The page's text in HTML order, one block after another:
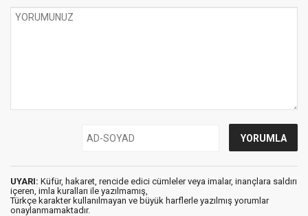
UYARI: Küfür, hakaret, rencide edici cümleler veya imalar, inançlara saldırı
içeren, imla kuralları ile yazılmamış,
Türkçe karakter kullanılmayan ve büyük harflerle yazılmış yorumlar
onaylanmamaktadır.